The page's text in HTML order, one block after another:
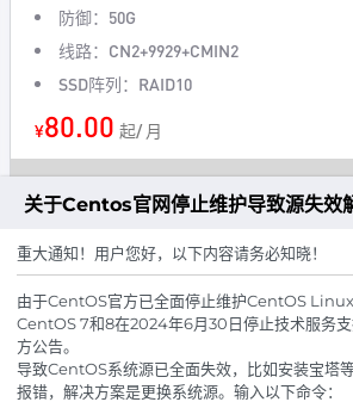
防御：50G
线路：CN2+9929+CMIN2
SSD阵列：RAID10
¥80.00 起/ 月
美国洛杉矶16H16G
CPU：16 E5 2696V4
内存：16G DDR4
硬盘：100G SSD
关于Centos官网停止维护导致源失效
重大通知！用户您好，以下内容请务必知晓！
由于CentOS官方已全面停止维护CentOS
CentOS 7和8在2024年6月30日停止技术服务
方公告。
导致CentOS系统源已全面失效，比如安装宝塔
报错，解决方案是更换系统源。输入以下命令：